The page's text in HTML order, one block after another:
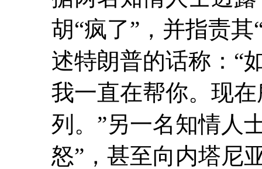
胡“疯了”，并指责
述特朗普的话称：“
我一直在帮你。现
列。”另一名知情人
怒”，甚至向内塔尼